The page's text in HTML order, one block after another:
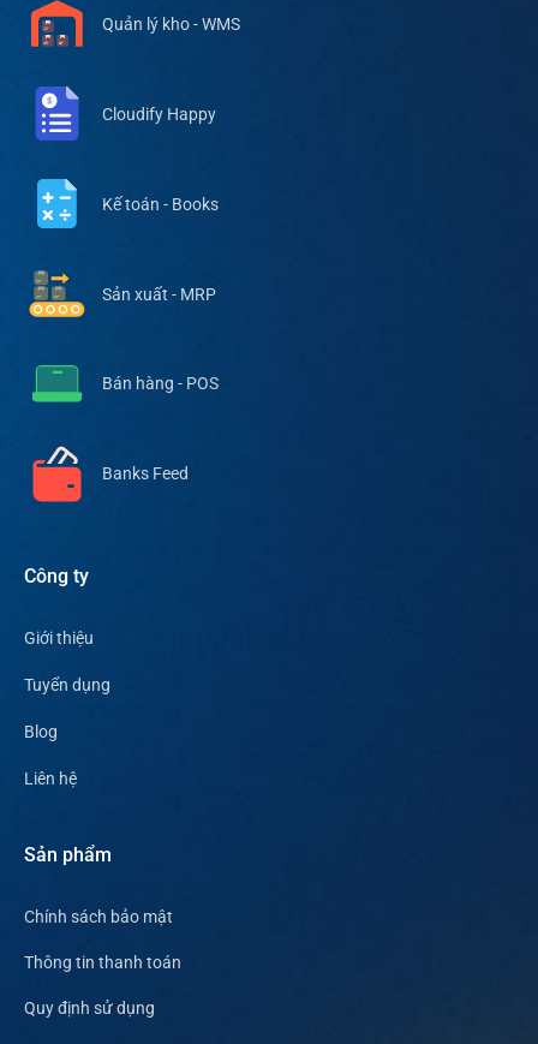
Quản lý kho - WMS
Cloudify Happy
Kế toán - Books
Sản xuất - MRP
Bán hàng - POS
Banks Feed
Công ty
Giới thiệu
Tuyển dụng
Blog
Liên hệ
Sản phẩm
Chính sách bảo mật
Thông tin thanh toán
Quy định sử dụng